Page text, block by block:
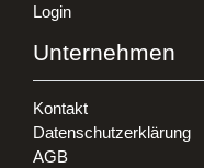
Login
Unternehmen
Kontakt
Datenschutzerklärung
AGB